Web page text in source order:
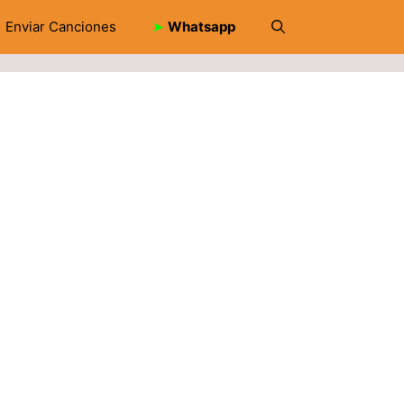
Enviar Canciones ➤ Whatsapp